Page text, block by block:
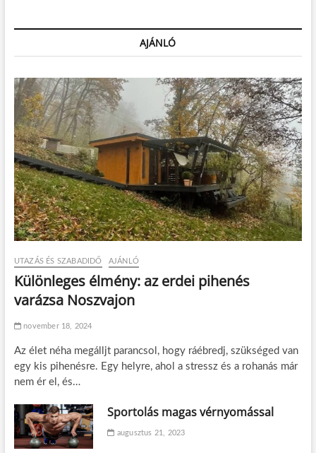
AJÁNLÓ
UTAZÁS ÉS SZABADIDŐ AJÁNLÓ
Különleges élmény: az erdei pihenés
varázsa Noszvajon
november 18, 2024
Az élet néha megálljt parancsol, hogy ráébredj, szükséged van
egy kis pihenésre. Egy helyre, ahol a stressz és a rohanás már
nem ér el, és…
Sportolás magas vérnyomással
augusztus 21, 2023